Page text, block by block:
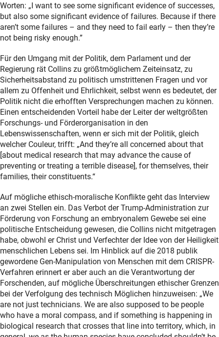
Worten: „I want to see some significant evidence of successes,
but also some significant evidence of failures. Because if there
aren’t some failures – and they need to fail early – then they’re
not being risky enough.”
Für den Umgang mit der Politik, dem Parlament und der
Regierung rät Collins zu größtmöglichem Zeiteinsatz, zu
Sicherheitsabstand zu politisch umstrittenen Fragen und vor
allem zu Offenheit und Ehrlichkeit, selbst wenn es bedeutet, der
Politik nicht die erhofften Versprechungen machen zu können.
Einen entscheidenden Vorteil habe der Leiter der weltgrößten
Forschungs- und Förderorganisation in den
Lebenswissenschaften, wenn er sich mit der Politik, gleich
welcher Couleur, trifft: „And they’re all concerned about that
[about medical research that may advance the cause of
preventing or treating a terrible disease], for themselves, their
families, their constituents.“
Auf mögliche ethisch-moralische Konflikte geht das Interview
an zwei Stellen ein. Das Verbot der Trump-Administration zur
Förderung von Forschung an embryonalem Gewebe sei eine
politische Entscheidung gewesen, die Collins nicht mitgetragen
habe, obwohl er Christ und Verfechter der Idee von der Heiligkeit
menschlichen Lebens sei. Im Hinblick auf die 2018 publik
gewordene Gen-Manipulation von Menschen mit dem CRISPR-
Verfahren erinnert er aber auch an die Verantwortung der
Forschenden, auf mögliche Überschreitungen ethischer Grenzen
bei der Verfolgung des technisch Möglichen hinzuweisen: „We
are not just technicians. We are also supposed to be people
who have a moral compass, and if something is happening in
biological research that crosses that line into territory, which, in